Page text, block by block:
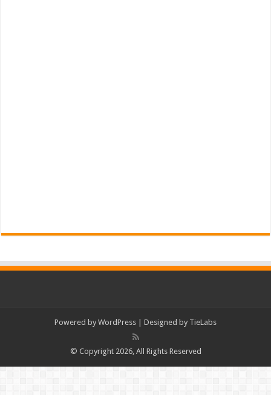
Powered by WordPress | Designed by TieLabs
© Copyright 2026, All Rights Reserved